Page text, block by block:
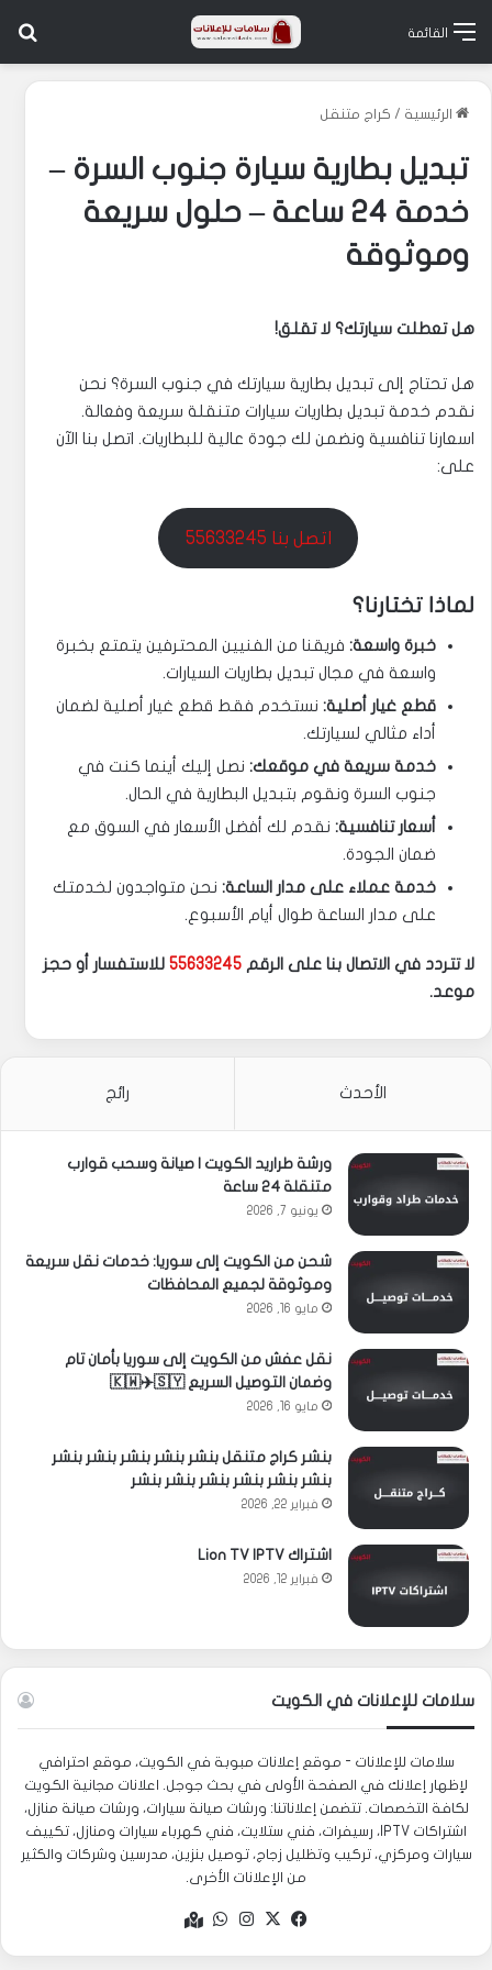
القائمة
الرئيسية / كراج متنقل
تبديل بطارية سيارة جنوب السرة –
خدمة 24 ساعة – حلول سريعة
وموثوقة
هل تعطلت سيارتك؟ لا تقلق!
هل تحتاج إلى تبديل بطارية سيارتك في جنوب السرة؟ نحن
نقدم خدمة تبديل بطاريات سيارات متنقلة سريعة وفعالة.
اسعارنا تنافسية ونضمن لك جودة عالية للبطاريات. اتصل بنا الآن
على:
اتصل بنا 55633245
لماذا تختارنا؟
خبرة واسعة: فريقنا من الفنيين المحترفين يتمتع بخبرة
واسعة في مجال تبديل بطاريات السيارات.
قطع غيار أصلية: نستخدم فقط قطع غيار أصلية لضمان
أداء مثالي لسيارتك.
خدمة سريعة في موقعك: نصل إليك أينما كنت في
جنوب السرة ونقوم بتبديل البطارية في الحال.
أسعار تنافسية: نقدم لك أفضل الأسعار في السوق مع
ضمان الجودة.
خدمة عملاء على مدار الساعة: نحن متواجدون لخدمتك
على مدار الساعة طوال أيام الأسبوع.
لا تتردد في الاتصال بنا على الرقم 55633245 للاستفسار أو حجز
موعد.
الأحدث رائج
ورشة طراريد الكويت | صيانة وسحب قوارب
متنقلة 24 ساعة
يونيو 7, 2026
شحن من الكويت إلى سوريا: خدمات نقل سريعة
وموثوقة لجميع المحافظات
مايو 16, 2026
نقل عفش من الكويت إلى سوريا بأمان تام
وضمان التوصيل السريع 🇰🇼✈️🇸🇾
مايو 16, 2026
بنشر كراج متنقل بنشر بنشر بنشر بنشر بنشر
بنشر بنشر بنشر بنشر بنشر بنشر
فبراير 22, 2026
اشتراك Lion TV IPTV
فبراير 12, 2026
سلامات للإعلانات في الكويت
سلامات للإعلانات - موقع إعلانات مبوبة في الكويت، موقع احترافي
لإظهار إعلانك في الصفحة الأولى في بحث جوجل. اعلانات مجانية الكويت
لكافة التخصصات. تتضمن إعلاناتنا: ورشات صيانة سيارات، ورشات صيانة منازل،
اشتراكات IPTV، رسيفرات، فني ستلايت، فني كهرباء سيارات ومنازل، تكييف
سيارات ومركزي، تركيب وتظليل زجاج، توصيل بنزين، مدرسين وشركات والكثير
من الإعلانات الأخرى.
فيسبوك
‫X انستقرام
واتساب